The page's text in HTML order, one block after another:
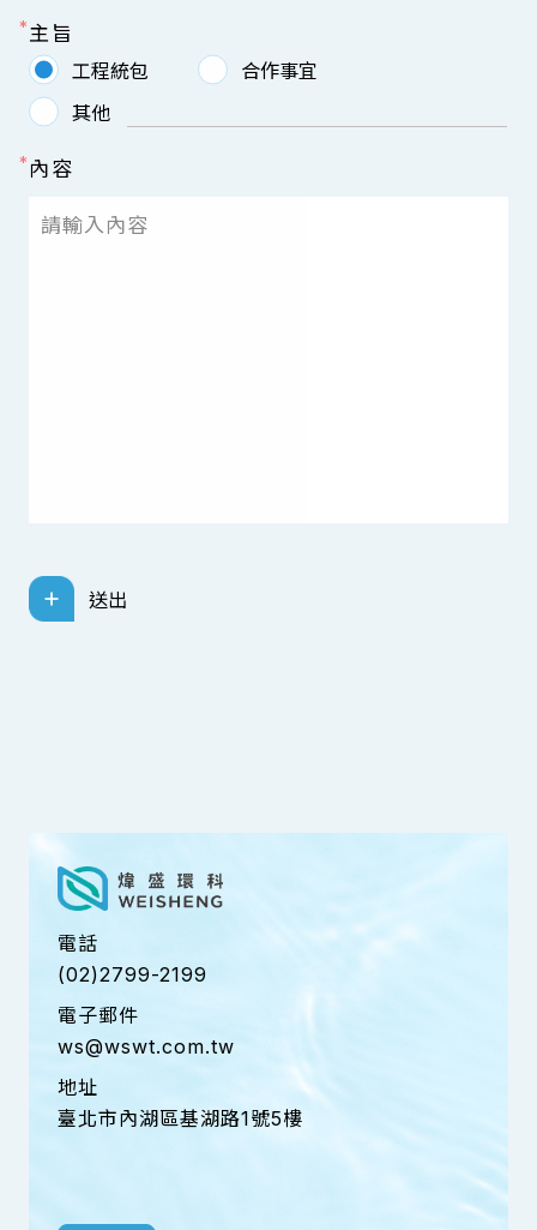
主旨
工程統包
合作事宜
其他
內容
送出
電話
(02)2799-2199
電子郵件
ws@wswt.com.tw
地址
臺北市內湖區基湖路1號5樓